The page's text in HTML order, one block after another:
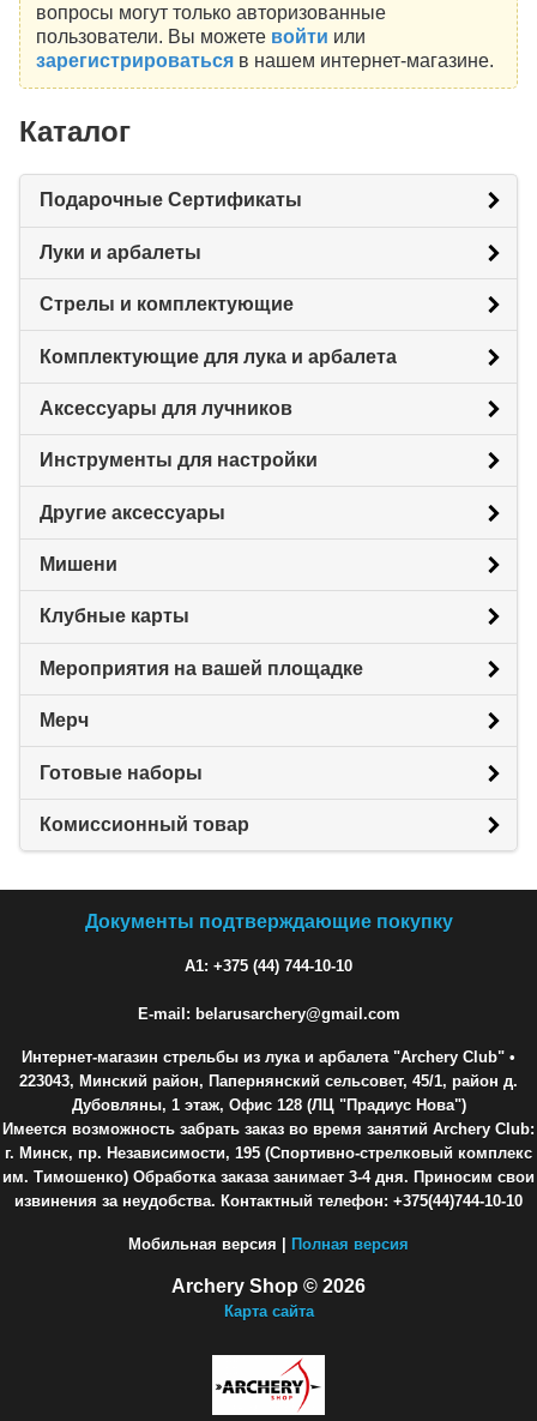
вопросы могут только авторизованные
пользователи. Вы можете войти или
зарегистрироватьсяв нашем интернет-магазине.
Каталог
Подарочные Сертификаты
Луки и арбалеты
Стрелы и комплектующие
Комплектующие для лука и арбалета
Аксессуары для лучников
Инструменты для настройки
Другие аксессуары
Мишени
Клубные карты
Мероприятия на вашей площадке
Мерч
Готовые наборы
Комиссионный товар
Документы подтверждающие покупку
A1: +375 (44) 744-10-10
E-mail: belarusarchery@gmail.com
Интернет-магазин стрельбы из лука и арбалета "Archery Club" •
223043, Минский район, Папернянский сельсовет, 45/1, район д.
Дубовляны, 1 этаж, Офис 128 (ЛЦ "Прадиус Нова")
Имеется возможность забрать заказ во время занятий Archery Club:
г. Минск, пр. Независимости, 195 (Спортивно-стрелковый комплекс
им. Тимошенко) Обработка заказа занимает 3-4 дня. Приносим свои
извинения за неудобства. Контактный телефон: +375(44)744-10-10
Мобильная версия | Полная версия
Archery Shop © 2026
Карта сайта